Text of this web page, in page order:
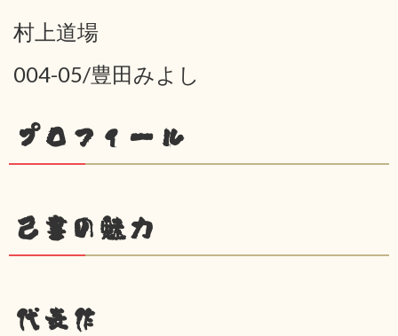
村上道場
004-05/豊田みよし
プロフィール
己書の魅力
代表作